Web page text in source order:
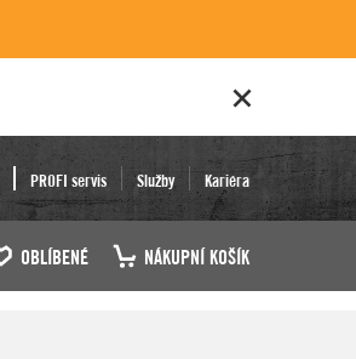
PROFI servis Služby Kariéra
OBLÍBENÉ NÁKUPNÍ KOŠÍK